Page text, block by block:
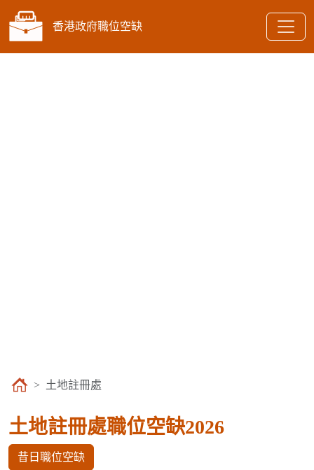
香港政府職位空缺
土地註冊處
土地註冊處職位空缺2026
昔日職位空缺